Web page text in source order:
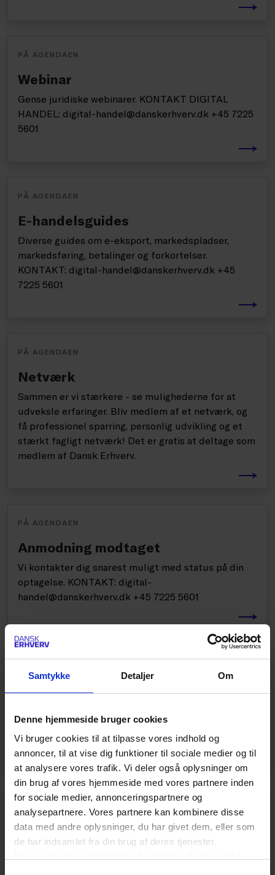
Samtykke Detaljer Om
Denne hjemmeside bruger cookies
Vi bruger cookies til at tilpasse vores indhold og
annoncer, til at vise dig funktioner til sociale medier og til
at analysere vores trafik. Vi deler også oplysninger om
din brug af vores hjemmeside med vores partnere inden
for sociale medier, annonceringspartnere og
analysepartnere. Vores partnere kan kombinere disse
data med andre oplysninger, du har givet dem, eller som
de har indsamlet fra din brug af deres tjenester.
PÅ AGENDAEN
Webinar
Gense juridiske webinarer. KONTAKT DIGITAL
HANDEL: digital-handel@danskerhverv.dk +45 7225
5601
PÅ AGENDAEN
E-handelsguides
Diverse guides om e-eksport, markedspladser,
markedsføring, betalinger og forkortelser.
KONTAKT: digital-handel@danskerhverv.dk +45
7225 5601
PÅ AGENDAEN
Netværk
Sammen er vi stærkere - se mulighederne for at
udveksle erfaringer. Bliv medlem af et netværk, og
få professionel sparring, personlig udvikling og et
stærkt fagligt netværk! Det er gratis at deltage som
medlem af Dansk Erhverv.
PÅ AGENDAEN
Anmodning modtaget
Vi kontakter dig snarest muligt med status på din
optagelse. KONTAKT: digital-
handel@danskerhverv.dk +45 7225 5601
01.11.2020 her. KONTAKT: digital-
handel@danskerhverv.dk +45 7225 5601
Abonnement
KONTAKT: digital-handel@danskerhverv.dk +45